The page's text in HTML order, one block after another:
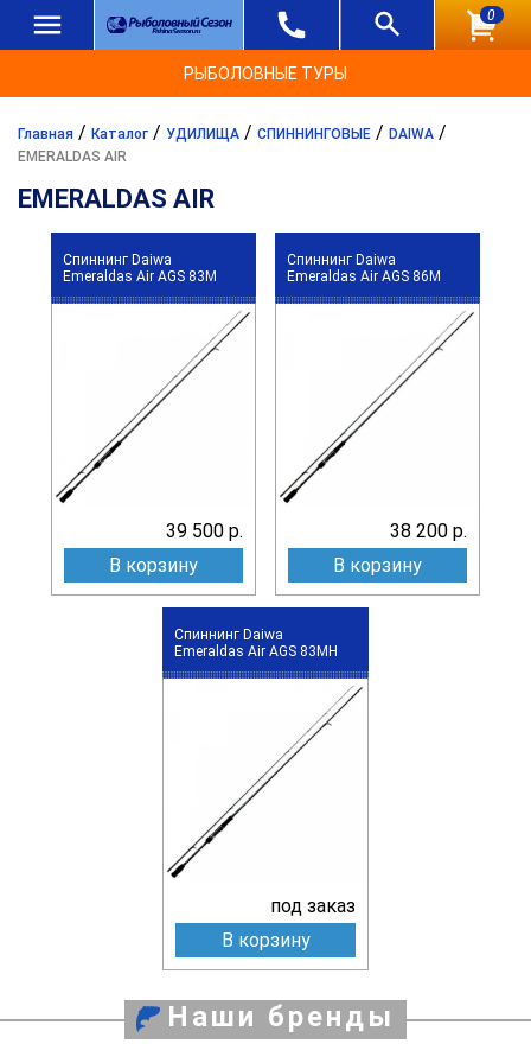
0
РЫБОЛОВНЫЕ ТУРЫ
Главная / Каталог / УДИЛИЩА / СПИННИНГОВЫЕ / DAIWA /
EMERALDAS AIR
EMERALDAS AIR
Спиннинг Daiwa
Emeraldas Air AGS 83M
39 500 р.
В корзину
Спиннинг Daiwa
Emeraldas Air AGS 86M
38 200 р.
В корзину
Спиннинг Daiwa
Emeraldas Air AGS 83MH
под заказ
В корзину
Наши бренды